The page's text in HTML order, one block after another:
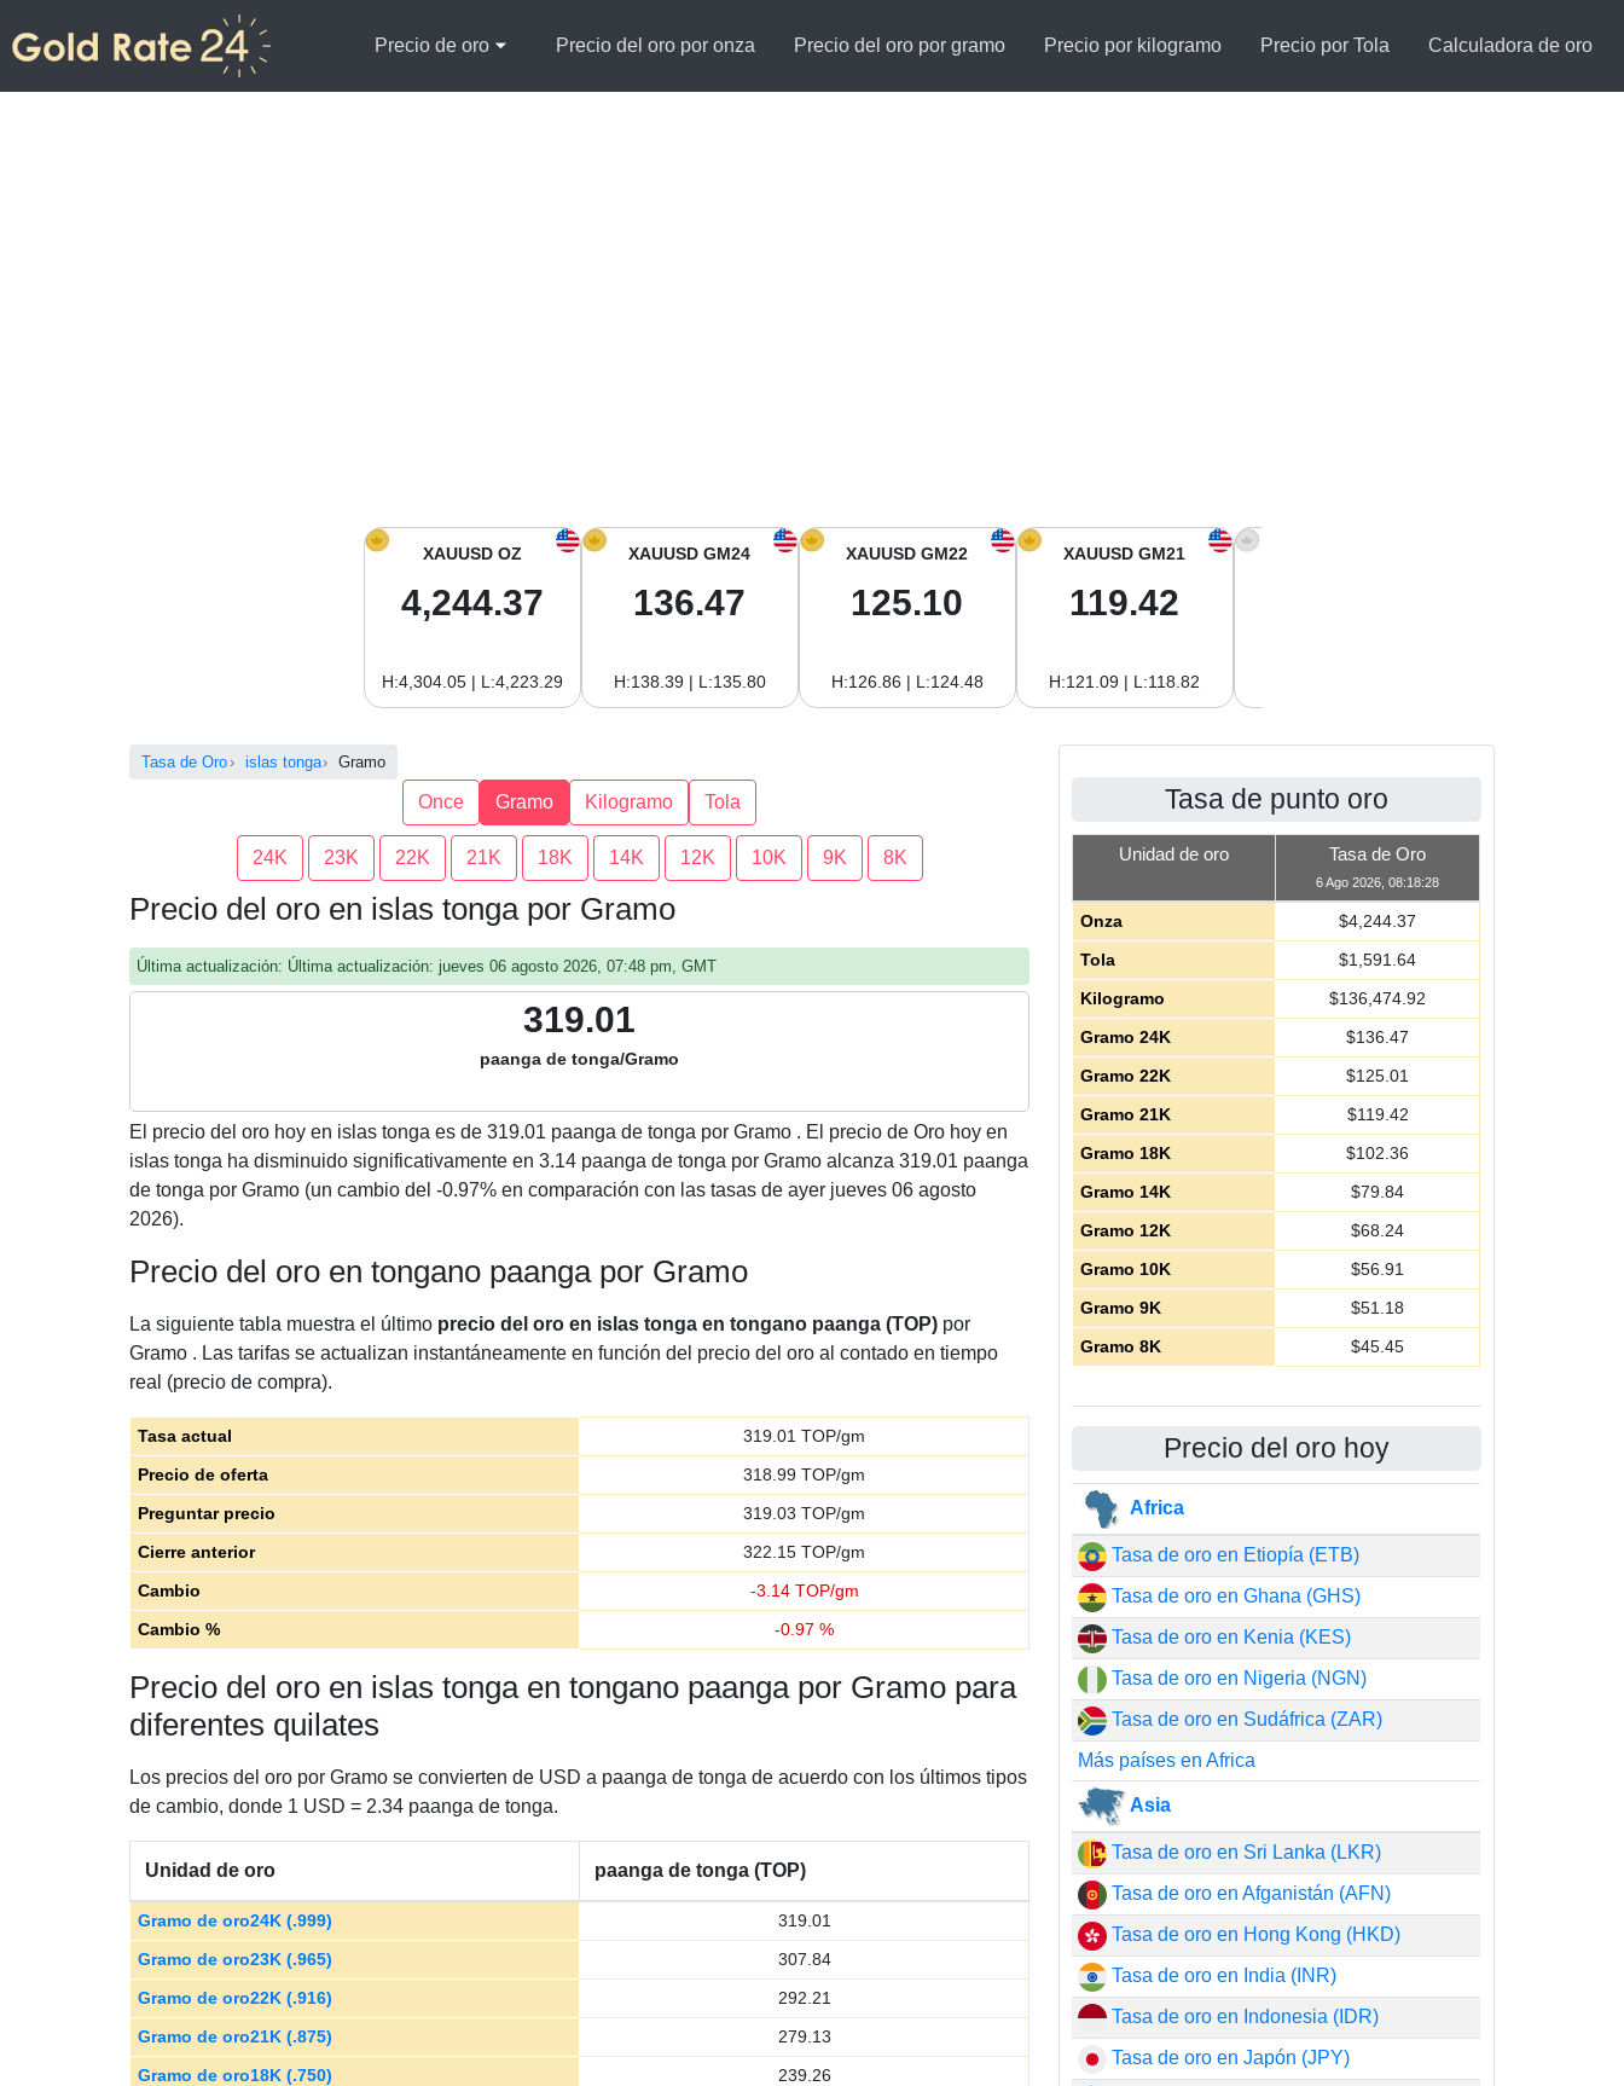
Precio de oro Precio del oro por onza Precio del oro por gramo Precio por kilogramo Precio por Tola Calculadora de oro
XAUUSD OZ
4,244.37
H:4,304.05 | L:4,223.29
XAUUSD GM24
136.47
H:138.39 | L:135.80
XAUUSD GM22
125.10
H:126.86 | L:124.48
XAUUSD GM21
119.42
H:121.09 | L:118.82
Tasa de Oro islas tonga Gramo
Once Gramo Kilogramo Tola
24K 23K 22K 21K 18K 14K 12K 10K 9K 8K
Precio del oro en islas tonga por Gramo
Última actualización: Última actualización: jueves 06 agosto 2026, 07:48 pm, GMT
319.01
paanga de tonga/Gramo
El precio del oro hoy en islas tonga es de 319.01 paanga de tonga por Gramo . El precio de Oro hoy en
islas tonga ha disminuido significativamente en 3.14 paanga de tonga por Gramo alcanza 319.01 paanga
de tonga por Gramo (un cambio del -0.97% en comparación con las tasas de ayer jueves 06 agosto
2026).
Precio del oro en tongano paanga por Gramo
La siguiente tabla muestra el último precio del oro en islas tonga en tongano paanga (TOP) por
Gramo . Las tarifas se actualizan instantáneamente en función del precio del oro al contado en tiempo
real (precio de compra).
Tasa actual 319.01 TOP/gm
Precio de oferta
318.99 TOP/gm
Preguntar precio
319.03 TOP/gm
Cierre anterior
322.15 TOP/gm
Cambio
-3.14TOP/gm
Cambio %
-0.97 %
Precio del oro en islas tonga en tongano paanga por Gramo para
diferentes quilates
Los precios del oro por Gramo se convierten de USD a paanga de tonga de acuerdo con los últimos tipos
de cambio, donde 1 USD = 2.34 paanga de tonga.
Unidad de oro paanga de tonga (TOP)
Gramo de oro24K (.999)
319.01
Gramo de oro23K (.965)
307.84
Gramo de oro22K (.916)
292.21
Gramo de oro21K (.875)
279.13
Gramo de oro18K (.750)
239.26
Tasa de punto oro
Unidad de oro Tasa de Oro
6 Ago 2026, 08:18:28
Onza $4,244.37
Tola
$1,591.64
Kilogramo
$136,474.92
Gramo 24K
$136.47
Gramo 22K
$125.01
Gramo 21K
$119.42
Gramo 18K
$102.36
Gramo 14K
$79.84
Gramo 12K
$68.24
Gramo 10K
$56.91
Gramo 9K
$51.18
Gramo 8K
$45.45
Precio del oro hoy
Africa
Tasa de oro en Etiopía (ETB)
Tasa de oro en Ghana (GHS)
Tasa de oro en Kenia (KES)
Tasa de oro en Nigeria (NGN)
Tasa de oro en Sudáfrica (ZAR)
Más países en Africa
Asia
Tasa de oro en Sri Lanka (LKR)
Tasa de oro en Afganistán (AFN)
Tasa de oro en Hong Kong (HKD)
Tasa de oro en India (INR)
Tasa de oro en Indonesia (IDR)
Tasa de oro en Japón (JPY)